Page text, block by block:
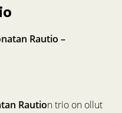
Rautio –
Raution trio on ollut